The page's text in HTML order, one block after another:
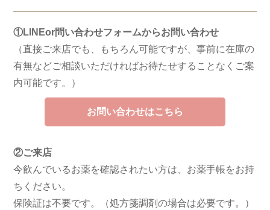
①LINEor問い合わせフォームからお問い合わせ
（直接ご来店でも、もちろん可能ですが、事前に在庫の
有無などご相談いただければお待たせすることなくご案
内可能です。）
お問い合わせはこちら
②ご来店
今飲んでいるお薬を確認されたい方は、お薬手帳をお持
ちください。
保険証は不要です。（処方箋調剤の場合は必要です。）